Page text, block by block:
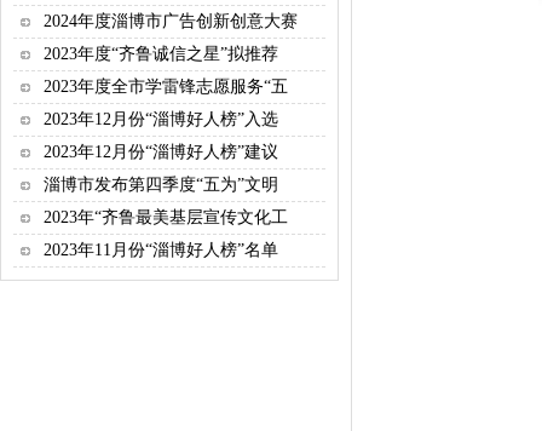
2024年度淄博市广告创新创意大赛
2023年度“齐鲁诚信之星”拟推荐
2023年度全市学雷锋志愿服务“五
2023年12月份“淄博好人榜”入选
2023年12月份“淄博好人榜”建议
淄博市发布第四季度“五为”文明
2023年“齐鲁最美基层宣传文化工
2023年11月份“淄博好人榜”名单